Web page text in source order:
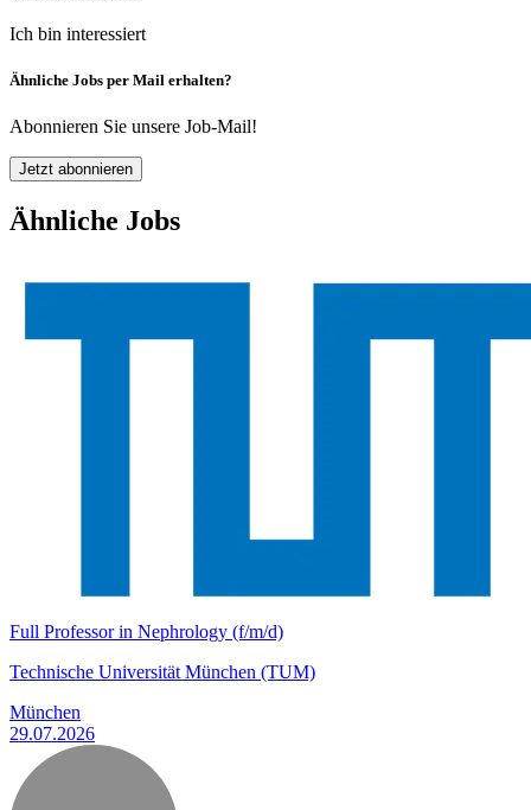
Ich bin interessiert
Ähnliche Jobs per Mail erhalten?
Abonnieren Sie unsere Job-Mail!
Jetzt abonnieren
Ähnliche Jobs
Full Professor in Nephrology (f/m/d)
Technische Universität München (TUM)
München
29.07.2026